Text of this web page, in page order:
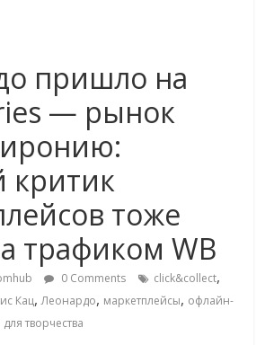
пришло на
— рынок
критик
тоже
трафиком WB
0 Comments click&collect,
Кац,Леонардо, маркетплейсы, офлайн-
творчества